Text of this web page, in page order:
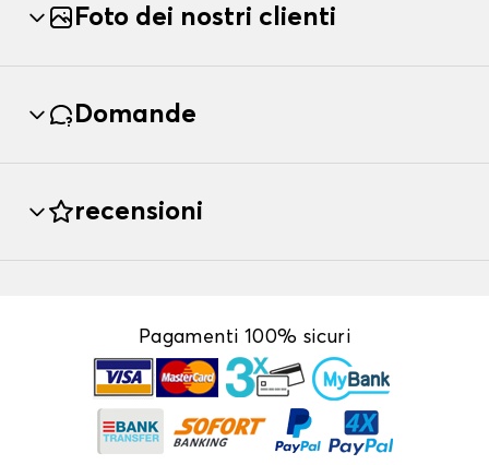
Foto dei nostri clienti
Domande
recensioni
Pagamenti 100% sicuri